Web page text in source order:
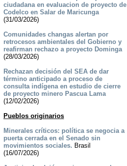
ciudadana en evaluacion de proyecto de
Codelco en Salar de Maricunga
(31/03/2026)
Comunidades changas alertan por
retrocesos ambientales del Gobierno y
reafirman rechazo a proyecto Dominga
(28/03/2026)
Rechazan decisión del SEA de dar
término anticipado a proceso de
consulta indígena en estudio de cierre
de proyecto minero Pascua Lama
(12/02/2026)
Pueblos originarios
Minerales críticos: política se negocia a
puerta cerrada en el Senado sin
movimientos sociales. Brasil
(16/07/2026)